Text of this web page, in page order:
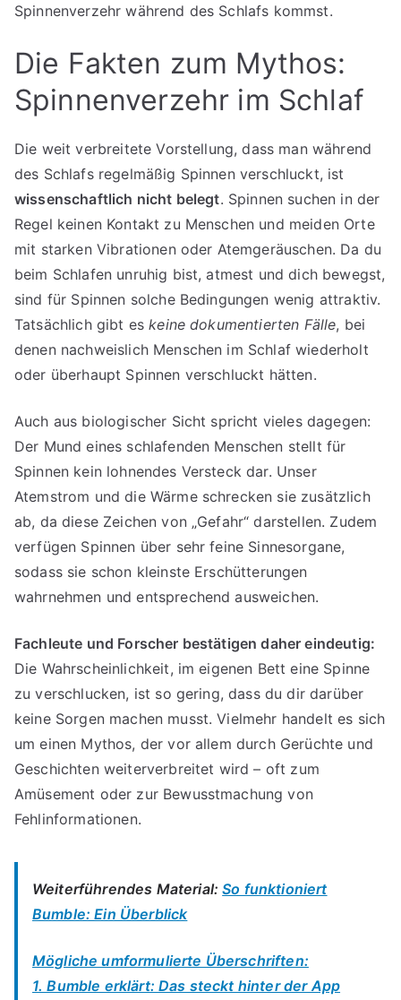
Spinnenverzehr während des Schlafs kommst.
Die Fakten zum Mythos:
Spinnenverzehr im Schlaf
Die weit verbreitete Vorstellung, dass man während
des Schlafs regelmäßig Spinnen verschluckt, ist
wissenschaftlich nicht belegt. Spinnen suchen in der
Regel keinen Kontakt zu Menschen und meiden Orte
mit starken Vibrationen oder Atemgeräuschen. Da du
beim Schlafen unruhig bist, atmest und dich bewegst,
sind für Spinnen solche Bedingungen wenig attraktiv.
Tatsächlich gibt eskeine dokumentierten Fälle, bei
denen nachweislich Menschen im Schlaf wiederholt
oder überhaupt Spinnen verschluckt hätten.
Auch aus biologischer Sicht spricht vieles dagegen:
Der Mund eines schlafenden Menschen stellt für
Spinnen kein lohnendes Versteck dar. Unser
Atemstrom und die Wärme schrecken sie zusätzlich
ab, da diese Zeichen von „Gefahr“ darstellen. Zudem
verfügen Spinnen über sehr feine Sinnesorgane,
sodass sie schon kleinste Erschütterungen
wahrnehmen und entsprechend ausweichen.
Fachleute und Forscher bestätigen daher eindeutig:
Die Wahrscheinlichkeit, im eigenen Bett eine Spinne
zu verschlucken, ist so gering, dass du dir darüber
keine Sorgen machen musst. Vielmehr handelt es sich
um einen Mythos, der vor allem durch Gerüchte und
Geschichten weiterverbreitet wird – oft zum
Amüsement oder zur Bewusstmachung von
Fehlinformationen.
Weiterführendes Material:So funktioniert
Bumble: Ein Überblick
Mögliche umformulierte Überschriften:
1. Bumble erklärt: Das steckt hinter der App